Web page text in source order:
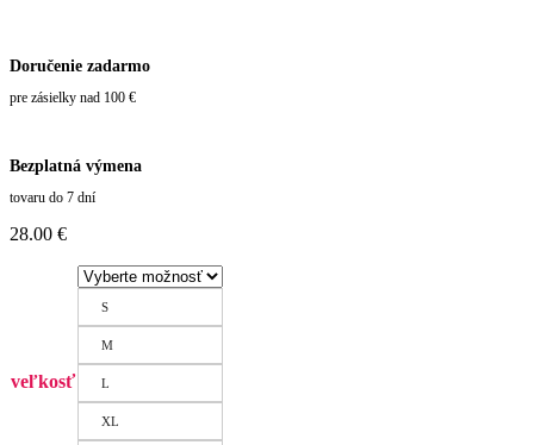
Doručenie zadarmo
pre zásielky nad 100 €
Bezplatná výmena
tovaru do 7 dní
28.00 €
veľkosť
S
M
L
XL